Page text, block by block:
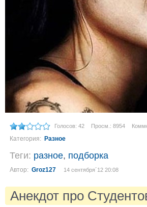
Голосов: 42 Просм.: 8954
Категория: Разное
Теги: разное, подборка
Автор: Groz127 14 сентября´12 20:08
Анекдот про